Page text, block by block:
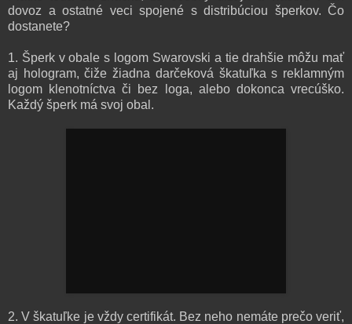
dovoz a ostatné veci spojené s distribúciou šperkov. Čo
dostanete?
1. Šperk v obale s logom Swarovski a tie drahšie môžu mať
aj hologram, čiže žiadna darčeková škatuľka s reklamným
logom klenotníctva či bez loga, alebo dokonca vrecúško.
Každý šperk má svoj obal.
2. V škatuľke je vždy certifikát. Bez neho nemáte prečo veriť,